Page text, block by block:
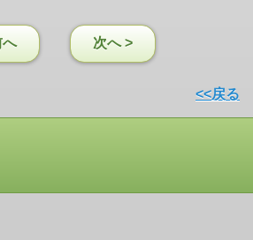
へ 次へ >
<<戻る